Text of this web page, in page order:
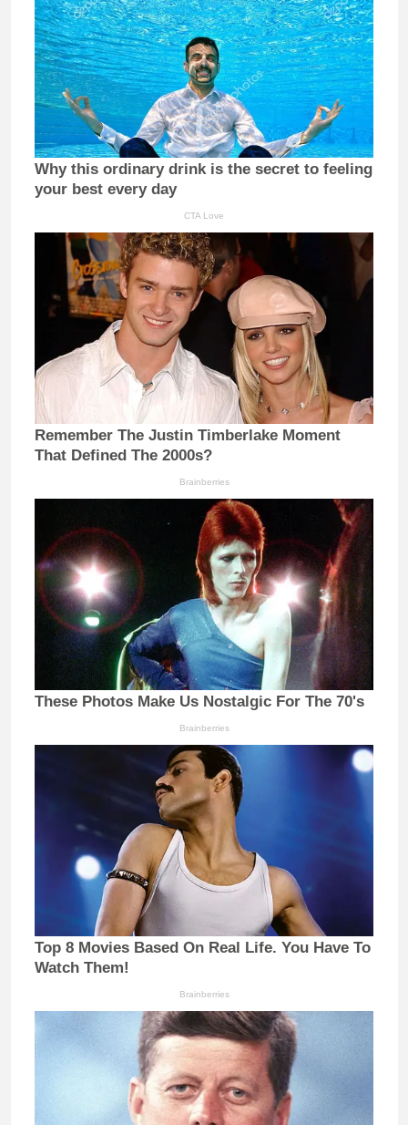
Why this ordinary drink is the secret to feeling
your best every day
CTA Love
Remember The Justin Timberlake Moment
That Defined The 2000s?
Brainberries
These Photos Make Us Nostalgic For The 70's
Brainberries
Top 8 Movies Based On Real Life. You Have To
Watch Them!
Brainberries